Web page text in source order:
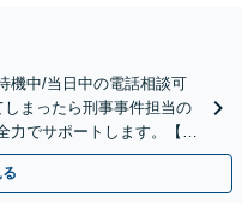
機中/当日中の電話相談可
まったら刑事事件担当の
力でサポートします。【毎
域対応】